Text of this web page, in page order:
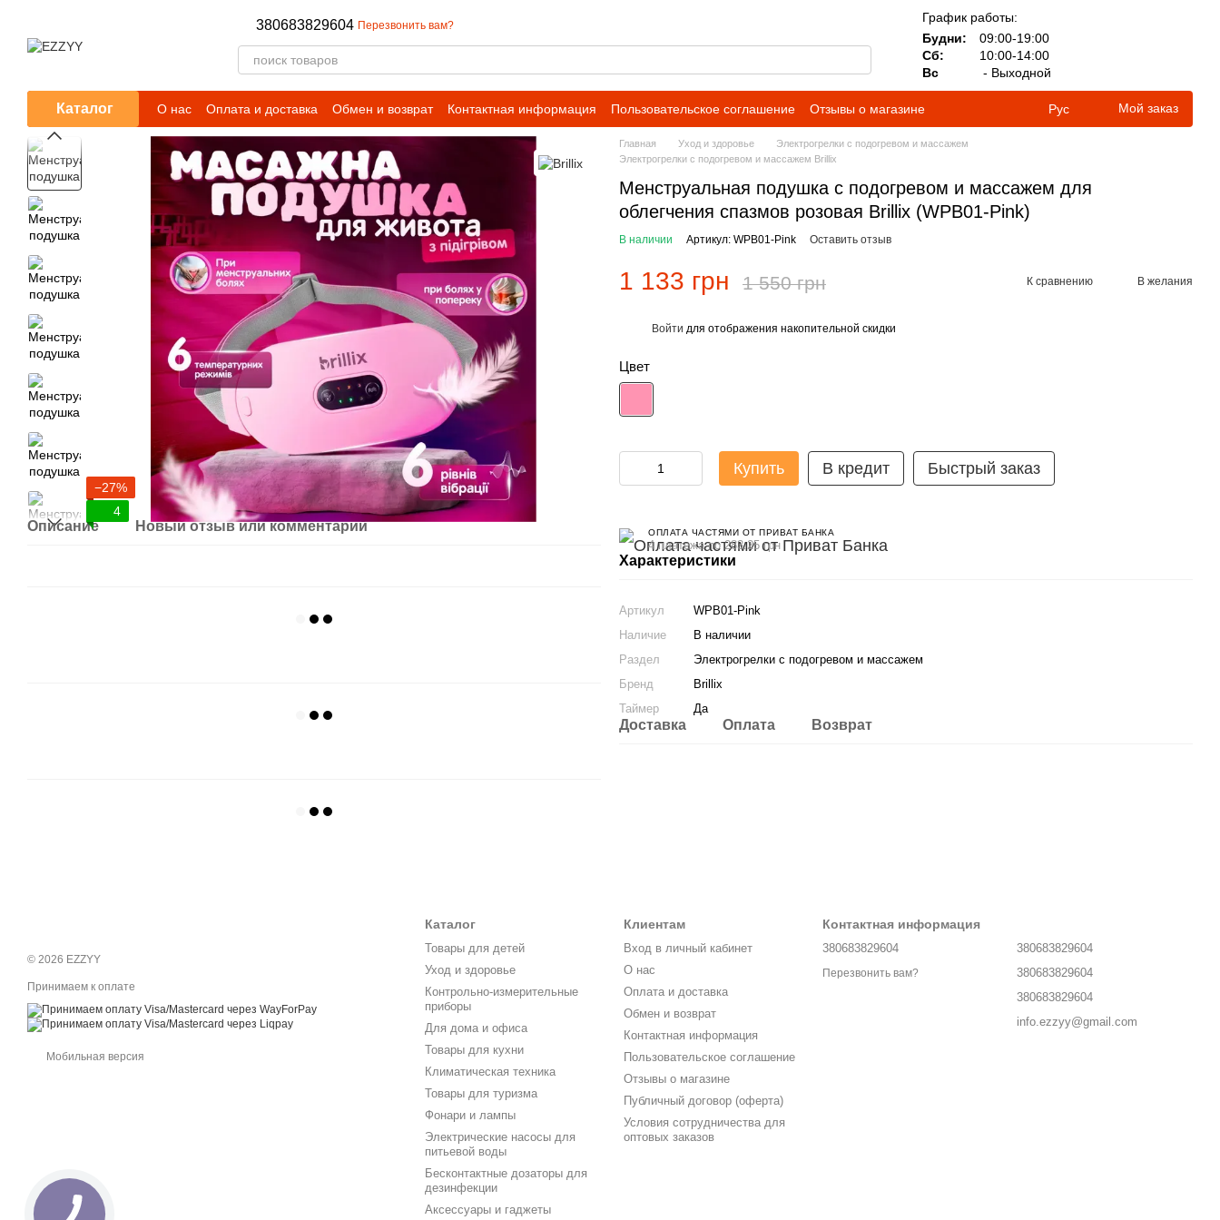
380683829604 Перезвонить вам?
График работы:
Будни:
09:00-19:00
Сб:
10:00-14:00
Вс
- Выходной
Каталог О нас Оплата и доставка Обмен и возврат Контактная информация Пользовательское соглашение
Отзывы о магазине
Публичный договор (оферта)
Условия сотрудничества для оптовых заказов
Рус Мой заказ
−27%
4
Описание Новый отзыв или комментарий
Главная Уход и здоровье
Электрогрелки с подогревом и массажем
Электрогрелки с подогревом и массажем Brillix
Менструальная подушка с подогревом и массажем для
облегчения спазмов розовая Brillix (WPB01-Pink)
В наличии Артикул: WPB01-Pink Оставить отзыв
1 133 грн 1 550 грн К сравнению В желания
Войти для отображения накопительной скидки
Цвет
Купить В кредит Быстрый заказ
ОПЛАТА ЧАСТЯМИ ОТ ПРИВАТ БАНКА
4 платежа по 283.25 грн
Характеристики
Артикул
WPB01-Pink
Наличие
В наличии
Раздел
Электрогрелки с подогревом и массажем
Бренд
Brillix
Таймер
Да
Доставка Оплата Возврат
© 2026 EZZYY
Принимаем к оплате
Мобильная версия
Каталог
Товары для детей
Уход и здоровье
Контрольно-измерительные
приборы
Для дома и офиса
Товары для кухни
Климатическая техника
Товары для туризма
Фонари и лампы
Электрические насосы для
питьевой воды
Бесконтактные дозаторы для
дезинфекции
Аксессуары и гаджеты
Клиентам
Вход в личный кабинет
О нас
Оплата и доставка
Обмен и возврат
Контактная информация
Пользовательское соглашение
Отзывы о магазине
Публичный договор (оферта)
Условия сотрудничества для
оптовых заказов
Контактная информация
380683829604
Перезвонить вам?
380683829604
380683829604
380683829604
info.ezzyy@gmail.com